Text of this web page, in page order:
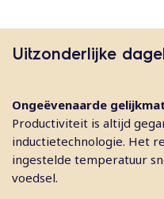
Uitzonderlijke
Ongeëvenaarde
Productiviteit is altijd
inductietechnologie. Het
ingestelde temperatuur
voedsel.